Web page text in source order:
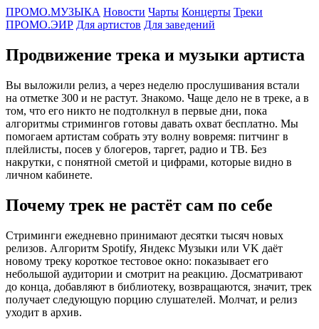
ПРОМО.МУЗЫКА Новости Чарты Концерты Треки
ПРОМО.ЭИР Для артистов Для заведений
Продвижение трека и музыки артиста
Вы выложили релиз, а через неделю прослушивания встали
на отметке 300 и не растут. Знакомо. Чаще дело не в треке, а в
том, что его никто не подтолкнул в первые дни, пока
алгоритмы стримингов готовы давать охват бесплатно. Мы
помогаем артистам собрать эту волну вовремя: питчинг в
плейлисты, посев у блогеров, таргет, радио и ТВ. Без
накрутки, с понятной сметой и цифрами, которые видно в
личном кабинете.
Почему трек не растёт сам по себе
Стриминги ежедневно принимают десятки тысяч новых
релизов. Алгоритм Spotify, Яндекс Музыки или VK даёт
новому треку короткое тестовое окно: показывает его
небольшой аудитории и смотрит на реакцию. Досматривают
до конца, добавляют в библиотеку, возвращаются, значит, трек
получает следующую порцию слушателей. Молчат, и релиз
уходит в архив.